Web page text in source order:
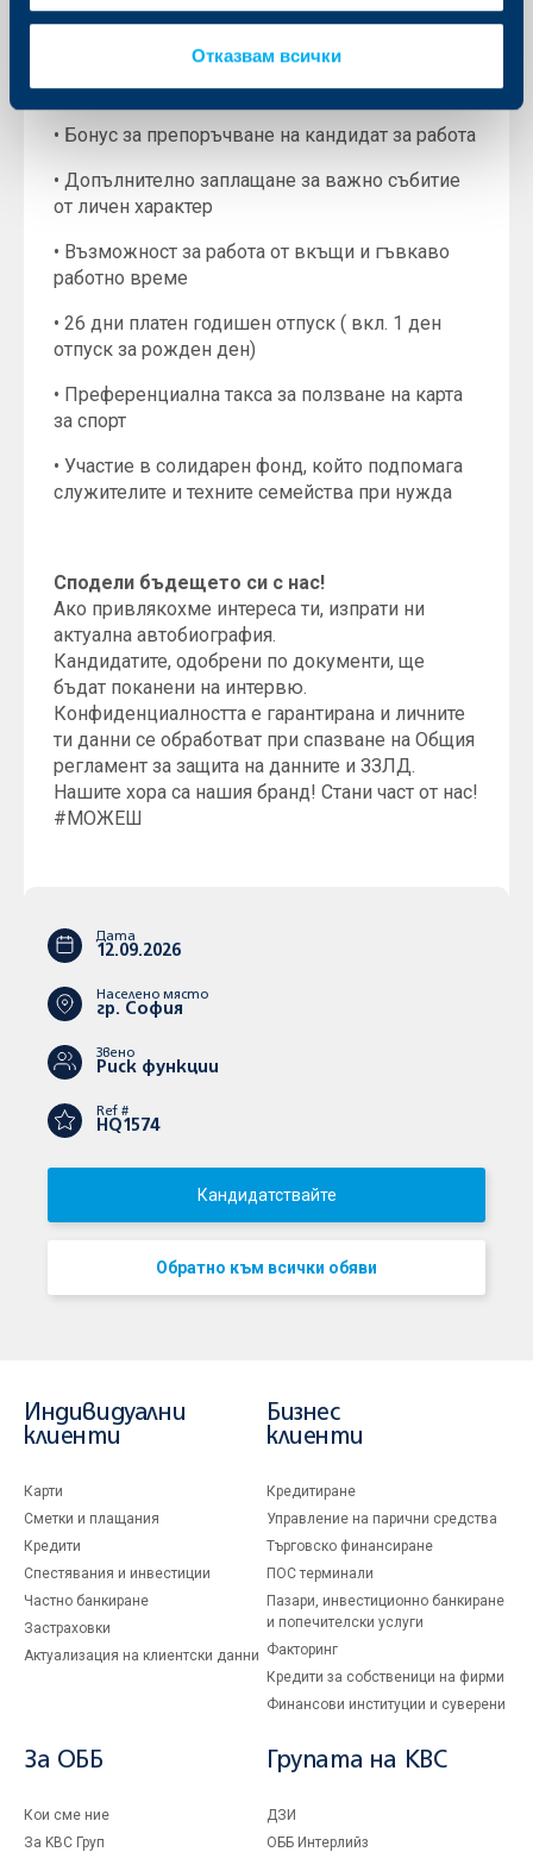
Отказвам всички
• Застраховка Живот/ Злополука
• Ваучери за храна на стойност 55 EUR на месец
• Бонус за препоръчване на кандидат за работа
• Допълнително заплащане за важно събитие
от личен характер
• Възможност за работа от вкъщи и гъвкаво
работно време
• 26 дни платен годишен отпуск ( вкл. 1 ден
отпуск за рожден ден)
• Преференциална такса за ползване на карта
за спорт
• Участие в солидарен фонд, който подпомага
служителите и техните семейства при нужда
Сподели бъдещето си с нас!
Ако привлякохме интереса ти, изпрати ни
актуална автобиография.
Кандидатите, одобрени по документи, ще
бъдат поканени на интервю.
Конфиденциалността е гарантирана и личните
ти данни се обработват при спазване на Общия
регламент за защита на данните и ЗЗЛД.
Нашите хора са нашия бранд! Стани част от нас!
#МОЖЕШ
Дата
12.09.2026
Населено място
гр. София
Звено
Риск функции
Ref #
HQ1574
Кандидатствайте
Обратно към всички обяви
Индивидуални
клиенти
Карти
Сметки и плащания
Кредити
Спестявания и инвестиции
Частно банкиране
Застраховки
Актуализация на клиентски данни
Бизнес
клиенти
Кредитиране
Управление на парични средства
Търговско финансиране
ПОС терминали
Пазари, инвестиционно банкиране
и попечителски услуги
Факторинг
Кредити за собственици на фирми
Финансови институции и суверени
За ОББ
Кои сме ние
За KBC Груп
Групата на KBC
ДЗИ
ОББ Интерлийз